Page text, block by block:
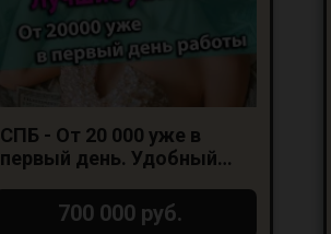
СПБ - От 20 000 уже в
первый день. Удобный
700 000 руб.